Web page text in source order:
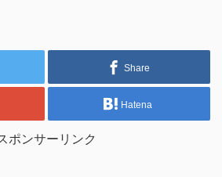
Share
Hatena
ポンサーリンク